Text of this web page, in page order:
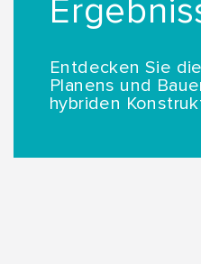
Entdecken Sie
Planens und
hybriden